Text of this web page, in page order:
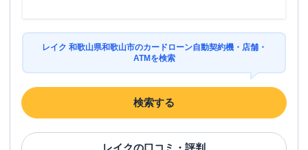
レイク 和歌山県和歌山市のカードローン自動契約機・店舗・
ATMを検索
検索する
レイクの口コミ・評判